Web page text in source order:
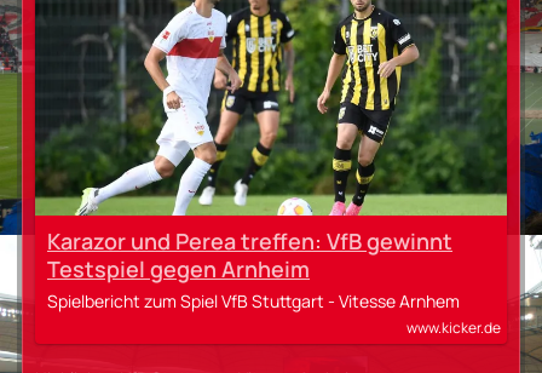
Karazor und Perea treffen: VfB gewinnt
Testspiel gegen Arnheim
Spielbericht zum Spiel VfB Stuttgart - Vitesse Arnhem
www.kicker.de